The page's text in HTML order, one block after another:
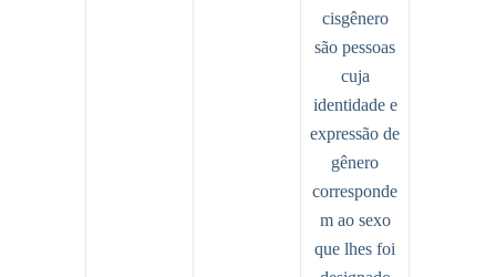
cisgênero
são pessoas
cuja
identidade e
expressão de
gênero
corresponde
m ao sexo
que lhes foi